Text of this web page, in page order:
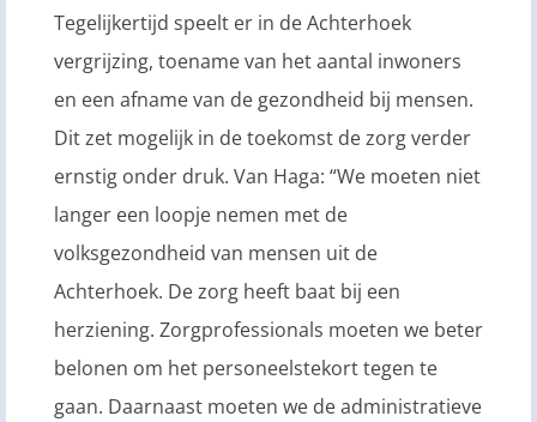
Tegelijkertijd speelt er in de Achterhoek
vergrijzing, toename van het aantal inwoners
en een afname van de gezondheid bij mensen.
Dit zet mogelijk in de toekomst de zorg verder
ernstig onder druk. Van Haga: “We moeten niet
langer een loopje nemen met de
volksgezondheid van mensen uit de
Achterhoek. De zorg heeft baat bij een
herziening. Zorgprofessionals moeten we beter
belonen om het personeelstekort tegen te
gaan. Daarnaast moeten we de administratieve